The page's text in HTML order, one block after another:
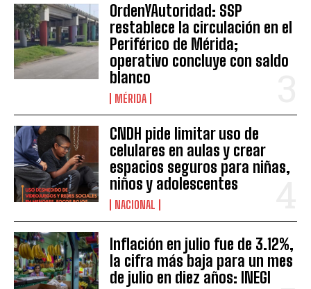
OrdenYAutoridad: SSP
restablece la circulación en el
Periférico de Mérida;
operativo concluye con saldo
blanco
MÉRIDA
CNDH pide limitar uso de
celulares en aulas y crear
espacios seguros para niñas,
niños y adolescentes
NACIONAL
Inflación en julio fue de 3.12%,
la cifra más baja para un mes
de julio en diez años: INEGI